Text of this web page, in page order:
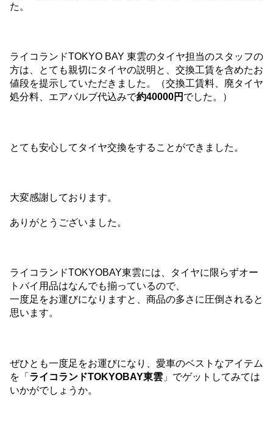
た。
ライコランドTOKYO BAY 東雲のタイヤ担当のスタッフの
方は、とても親切にタイヤの説明と、交換工賃を含めたお
値段を提示していただきました。（交換工賃料、廃タイヤ
処分料、エアバルブ代込みで約40000円 でした。）
とても安心してタイヤ交換をすることができました。
大変感謝しております。
ありがとうございました。
ライコランドTOKYOBAY東雲には、タイヤに限らずオー
トバイ用品はなんでも揃っているので、
一度足をお運びになりますと、商品の多さに圧倒されると
思います。
ぜひとも一度足をお運びになり、愛車のベストなアイテム
を「 ライコランドTOKYOBAY東雲 」でゲットしてみては
いかがでしょうか。